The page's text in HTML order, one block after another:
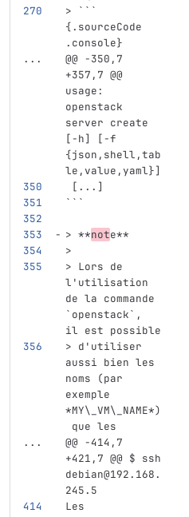
> ```
{.sourceCode
.console}
...
@@ -350,7
+357,7 @@
usage:
openstack
server create
[-h] [-f
{json,shell,tab
le,value,yaml}]
[...]
```
> **note**
>
> Lors de
l'utilisation
de la commande
`openstack`,
il est possible
> d'utiliser
aussi bien les
noms (par
exemple
*MY\_VM\_NAME*)
que les
...
@@ -414,7
+421,7 @@ $ ssh
debian@192.168.
245.5
Les